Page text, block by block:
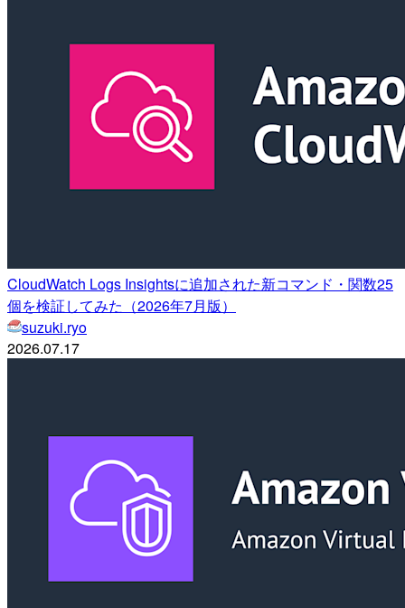
CloudWatch Logs Insightsに追加された新コマンド・関数25
個を検証してみた（2026年7月版）
suzuki.ryo
2026.07.17